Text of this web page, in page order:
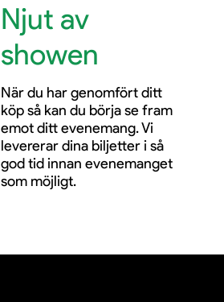
Njut av
showen
När du har genomfört ditt
köp så kan du börja se fram
emot ditt evenemang. Vi
levererar dina biljetter i så
god tid innan evenemanget
som möjligt.